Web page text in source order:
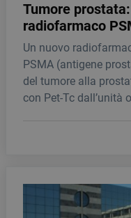
Tumore
radiofarmaco
Un nuovo
PSMA (antigene
del tumore alla
con Pet-Tc dall’unità